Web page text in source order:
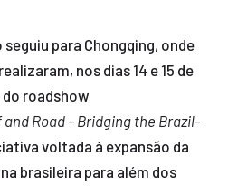
para Chongqing, onde
nos dias 14 e 15 de
roadshow
and Road – Bridging the Brazil-
voltada à expansão da
brasileira para além dos